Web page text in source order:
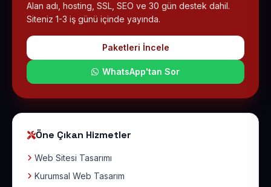
Alan adı, hosting, SSL, SEO ve 30 gün destek dahil.
Siteniz 1-3 iş günü içinde yayında.
Paketleri İncele
WhatsApp'tan Sor
Öne Çıkan Hizmetler
Web Sitesi Tasarımı
Kurumsal Web Tasarım